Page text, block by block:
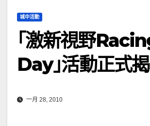
城中活動
｢激新視野
Day｣活動正式
一月 28, 2010